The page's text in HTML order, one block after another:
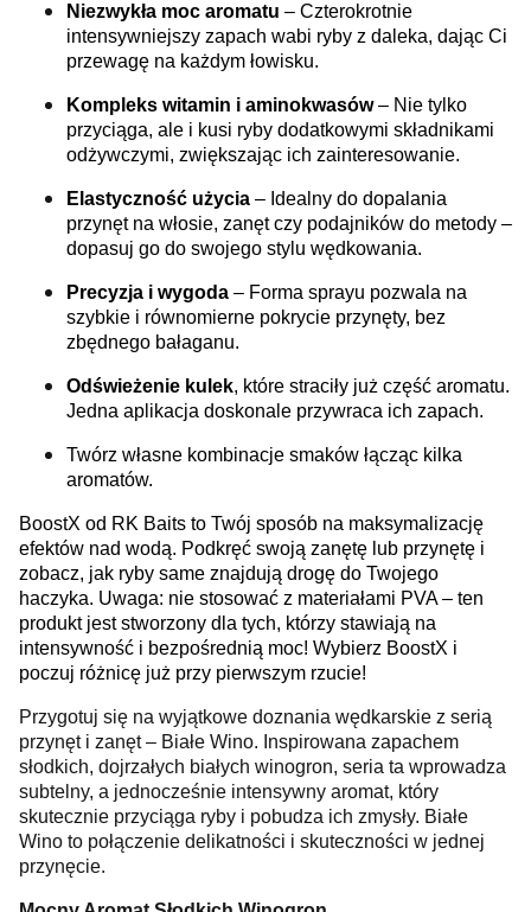
Niezwykła moc aromatu – Czterokrotnie
intensywniejszy zapach wabi ryby z daleka, dając Ci
przewagę na każdym łowisku.
Kompleks witamin i aminokwasów– Nie tylko
przyciąga, ale i kusi ryby dodatkowymi składnikami
odżywczymi, zwiększając ich zainteresowanie.
Elastyczność użycia – Idealny do dopalania
przynęt na włosie, zanęt czy podajników do metody –
dopasuj go do swojego stylu wędkowania.
Precyzja i wygoda – Forma sprayu pozwala na
szybkie i równomierne pokrycie przynęty, bez
zbędnego bałaganu.
Odświeżenie kulek, które straciły już część aromatu.
Jedna aplikacja doskonale przywraca ich zapach.
Twórz własne kombinacje smaków łącząc kilka
aromatów.
BoostX od RK Baits to Twój sposób na maksymalizację
efektów nad wodą. Podkręć swoją zanętę lub przynętę i
zobacz, jak ryby same znajdują drogę do Twojego
haczyka. Uwaga: nie stosować z materiałami PVA – ten
produkt jest stworzony dla tych, którzy stawiają na
intensywność i bezpośrednią moc! Wybierz BoostX i
poczuj różnicę już przy pierwszym rzucie!
Przygotuj się na wyjątkowe doznania wędkarskie z serią
przynęt i zanęt – Białe Wino. Inspirowana zapachem
słodkich, dojrzałych białych winogron, seria ta wprowadza
subtelny, a jednocześnie intensywny aromat, który
skutecznie przyciąga ryby i pobudza ich zmysły. Białe
Wino to połączenie delikatności i skuteczności w jednej
przynęcie.